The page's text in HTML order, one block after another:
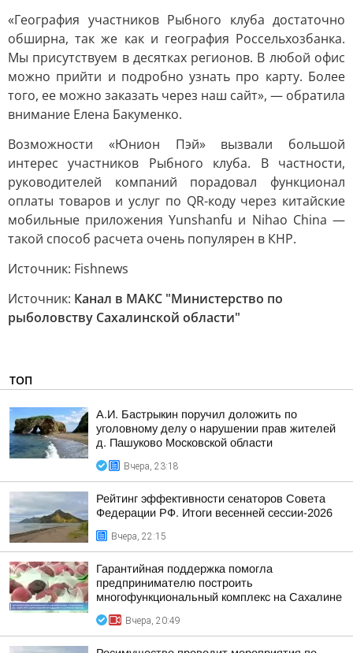
«География участников Рыбного клуба достаточно
обширна, так же как и география Россельхозбанка.
Мы присутствуем в десятках регионов. В любой офис
можно прийти и подробно узнать про карту. Более
того, ее можно заказать через наш сайт», — обратила
внимание Елена Бакуменко.
Возможности «Юнион Пэй» вызвали большой
интерес участников Рыбного клуба. В частности,
руководителей компаний порадовал функционал
оплаты товаров и услуг по QR-коду через китайские
мобильные приложения Yunshanfu и Nihao China —
такой способ расчета очень популярен в КНР.
Источник: Fishnews
Источник: Канал в МАКС "Министерство по
рыболовству Сахалинской области"
ТОП
А.И. Бастрыкин поручил доложить по
уголовному делу о нарушении прав жителей
д. Пашуково Московской области
Вчера, 23:18
Рейтинг эффективности сенаторов Совета
Федерации РФ. Итоги весенней сессии-2026
Вчера, 22:15
Гарантийная поддержка помогла
предпринимателю построить
многофункциональный комплекс на Сахалине
Вчера, 20:49